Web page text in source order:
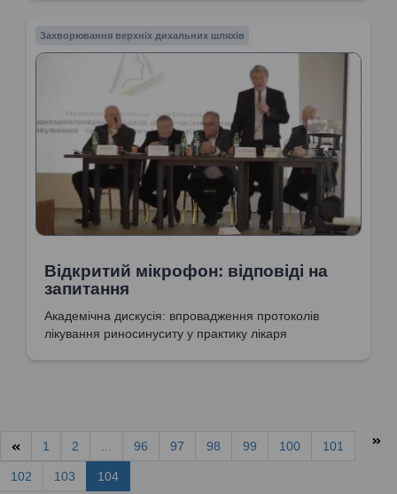
Захворювання верхніх дихальних шляхів
Відкритий мікрофон: відповіді на
запитання
Академічна дискусія: впровадження протоколів
лікування риносинуситу у практику лікаря
1 2 ... 96 97 98 99 100 101
102 103 104